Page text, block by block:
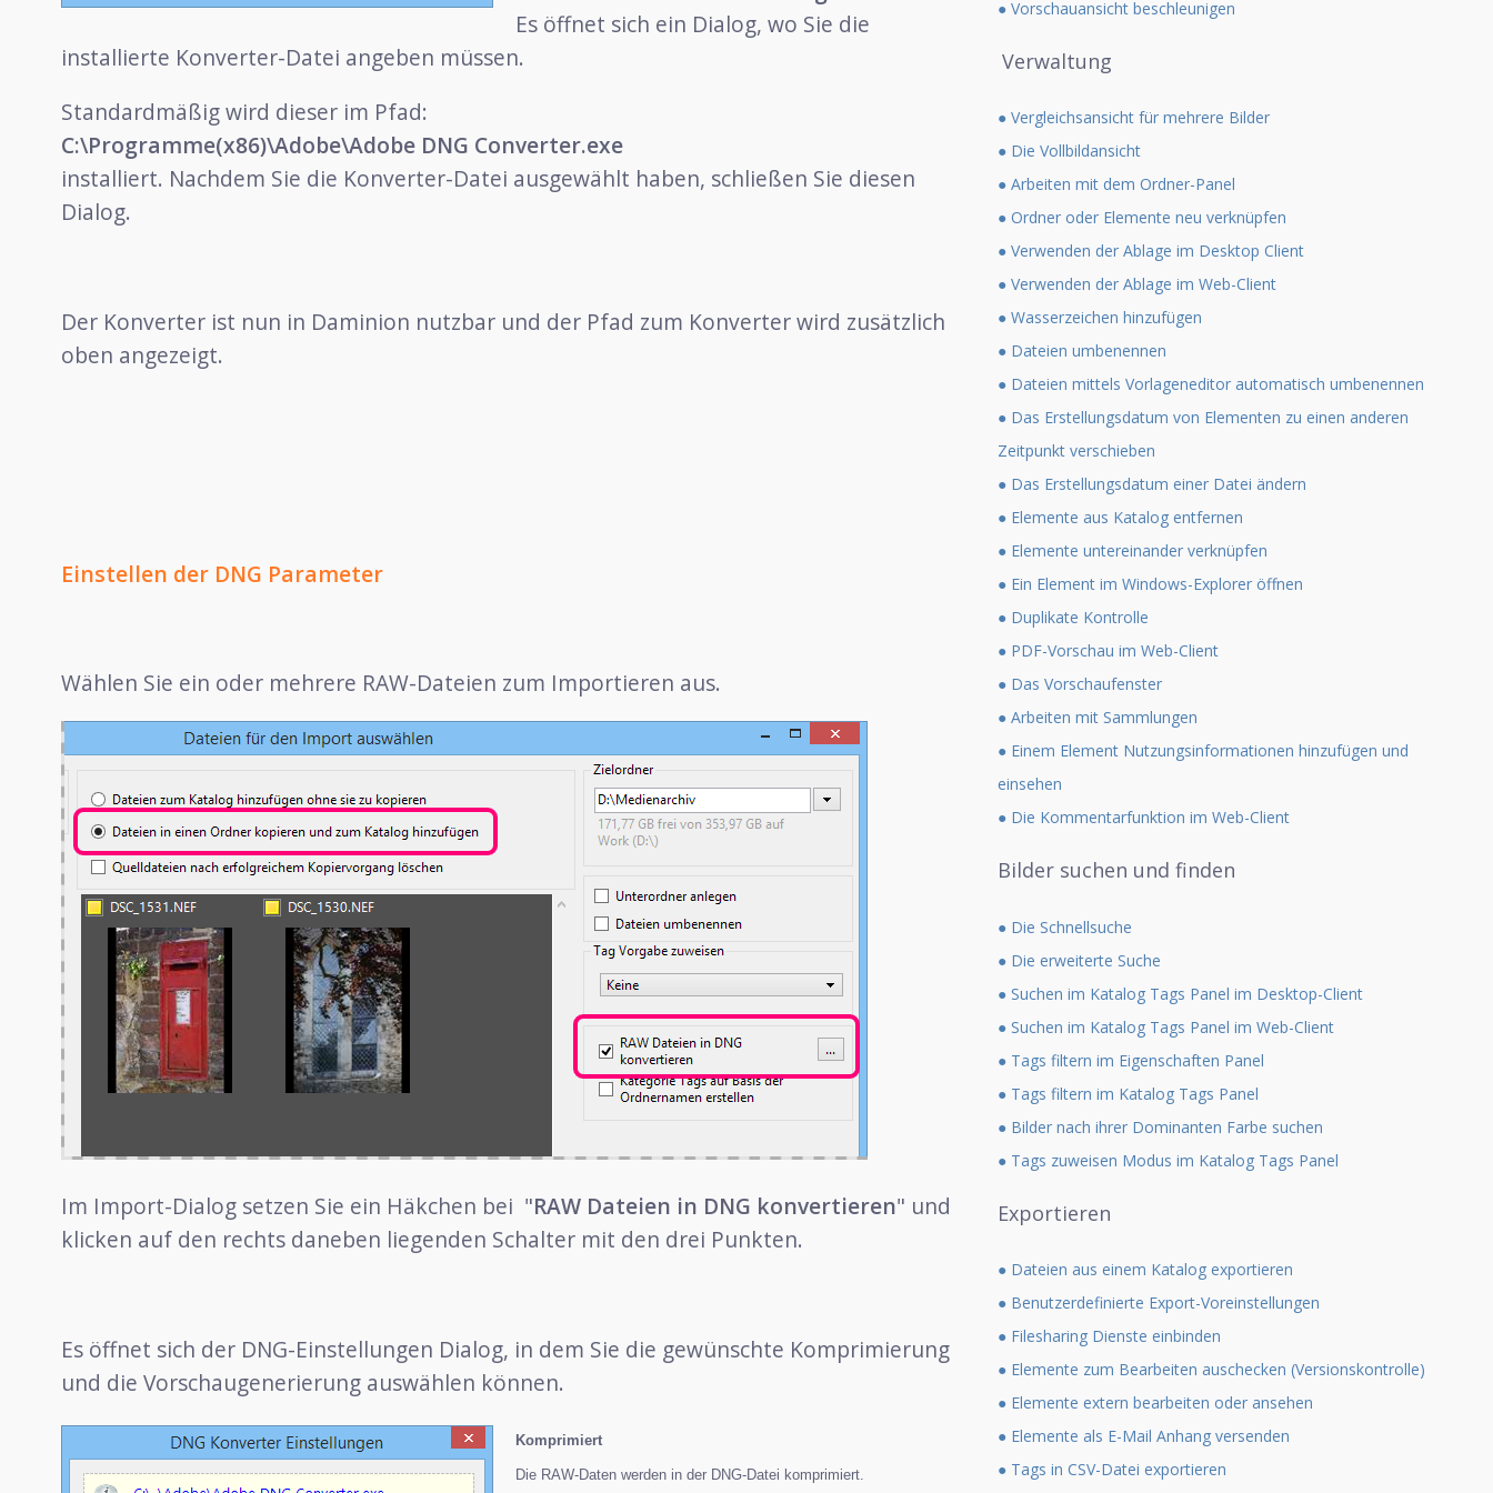
Es öffnet sich ein Dialog, wo Sie die
installierte Konverter-Datei angeben müssen.
Standardmäßig wird dieser im Pfad:
C:\Programme(x86)\Adobe\Adobe DNG Converter.exe
installiert. Nachdem Sie die Konverter-Datei ausgewählt haben, schließen Sie diesen
Dialog.
Der Konverter ist nun in Daminion nutzbar und der Pfad zum Konverter wird zusätzlich
oben angezeigt.
Einstellen der DNG Parameter
Wählen Sie ein oder mehrere RAW-Dateien zum Importieren aus.
Im Import-Dialog setzen Sie ein Häkchen bei "RAW Dateien in DNG konvertieren" und
klicken auf den rechts daneben liegenden Schalter mit den drei Punkten.
Es öffnet sich der DNG-Einstellungen Dialog, in dem Sie die gewünschte Komprimierung
und die Vorschaugenerierung auswählen können.
Komprimiert
Die RAW-Daten werden in der DNG-Datei komprimiert.
● Vorschauansicht beschleunigen
Verwaltung
● Vergleichsansicht für mehrere Bilder
● Die Vollbildansicht
● Arbeiten mit dem Ordner-Panel
● Ordner oder Elemente neu verknüpfen
● Verwenden der Ablage im Desktop Client
● Verwenden der Ablage im Web-Client
● Wasserzeichen hinzufügen
● Dateien umbenennen
● Dateien mittels Vorlageneditor automatisch umbenennen
● Das Erstellungsdatum von Elementen zu einen anderen
Zeitpunkt verschieben
● Das Erstellungsdatum einer Datei ändern
● Elemente aus Katalog entfernen
● Elemente untereinander verknüpfen
● Ein Element im Windows-Explorer öffnen
● Duplikate Kontrolle
● PDF-Vorschau im Web-Client
● Das Vorschaufenster
● Arbeiten mit Sammlungen
● Einem Element Nutzungsinformationen hinzufügen und
einsehen
● Die Kommentarfunktion im Web-Client
Bilder suchen und finden
● Die Schnellsuche
● Die erweiterte Suche
● Suchen im Katalog Tags Panel im Desktop-Client
● Suchen im Katalog Tags Panel im Web-Client
● Tags filtern im Eigenschaften Panel
● Tags filtern im Katalog Tags Panel
● Bilder nach ihrer Dominanten Farbe suchen
● Tags zuweisen Modus im Katalog Tags Panel
Exportieren
● Dateien aus einem Katalog exportieren
● Benutzerdefinierte Export-Voreinstellungen
● Filesharing Dienste einbinden
● Elemente zum Bearbeiten auschecken (Versionskontrolle)
● Elemente extern bearbeiten oder ansehen
● Elemente als E-Mail Anhang versenden
● Tags in CSV-Datei exportieren